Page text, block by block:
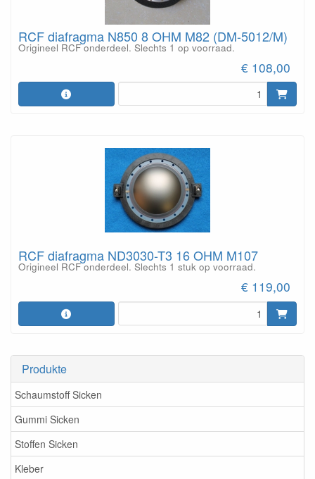
Produkte
Schaumstoff Sicken
Gummi Sicken
Stoffen Sicken
Kleber
RCF diafragma N850 8 OHM M82 (DM-5012/M)
Origineel RCF onderdeel. Slechts 1 op voorraad.
€ 108,00
RCF diafragma ND3030-T3 16 OHM M107
Origineel RCF onderdeel. Slechts 1 stuk op voorraad.
€ 119,00